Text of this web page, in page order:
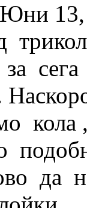
Юни 13,
за
да